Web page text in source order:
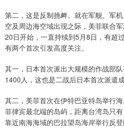
第二，这是反制挑衅。就在军舰、军
空及周边海空域出现之际，美菲联合
20日开始，一直持续到5月8日，有超
有两个首次引发高度关注。
其一，日本首次派出大规模的作战部
1400人，这也是二战后日本首次派遣
其二，美菲首次在伊特巴亚特岛举行
菲律宾最北端的岛屿，距离台湾岛只
靠近南海海域的巴拉望岛海岸举行反